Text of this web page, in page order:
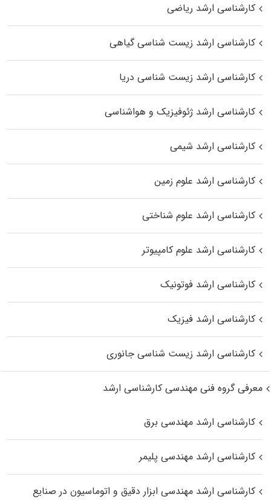
کارشناسی ارشد ریاضی
کارشناسی ارشد زیست‌ شناسی گیاهی
کارشناسی ارشد زیست‌ شناسی دریا
کارشناسی ارشد ژئوفیزیک و هواشناسی
کارشناسی ارشد شیمی
کارشناسی ارشد علوم زمین
کارشناسی ارشد علوم شناختی
کارشناسی ارشد علوم کامپیوتر
کارشناسی ارشد فوتونیک
کارشناسی ارشد فیزیک
کارشناسی ارشد زیست‌ شناسی جانوری
معرفی گروه فنی مهندسی کارشناسی ارشد
کارشناسی ارشد مهندسی برق
کارشناسی ارشد مهندسی پلیمر
کارشناسی ارشد مهندسی ابزار دقیق و اتوماسیون در صنایع